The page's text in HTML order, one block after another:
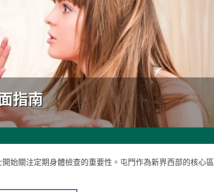
始關注定期身體檢查的重要性。屯門作為新界西部的核心區